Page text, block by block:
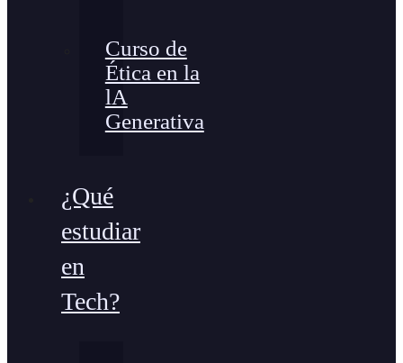
Curso de
Ética en la
lA
Generativa
¿Qué
estudiar
en
Tech?